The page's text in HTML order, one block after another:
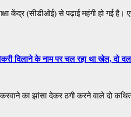
केंद्र (सीडीओई) से पढ़ाई महंगी हो गई
दिलाने के नाम पर चल रहा था खेल, दो
करवाने का झांसा देकर ठगी करने वाले दो